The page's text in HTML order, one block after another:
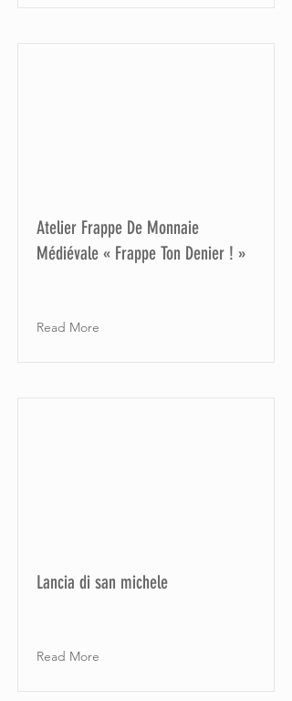
Atelier Frappe De Monnaie
Médiévale « Frappe Ton Denier ! »
Read More
Lancia di san michele
Read More